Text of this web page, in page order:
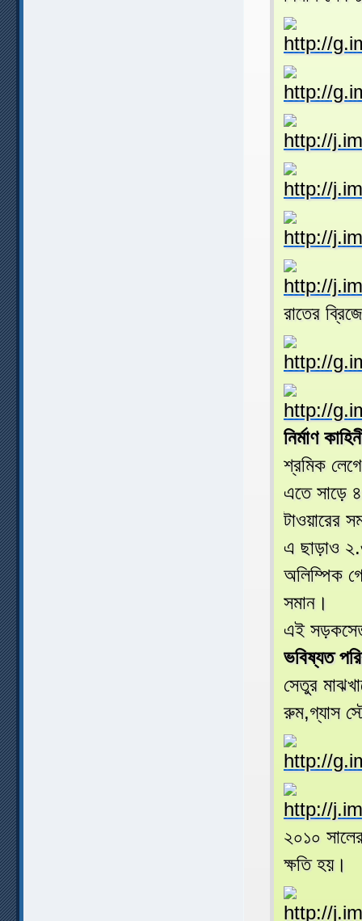
রাতের
নির্মাণ
শ্রমিক
এতে সাড়ে
টাওয়ারের
এ ছাড়াও
অলিম্পিক
সমান।
এই
ভবিষ্যত
সেতুর
রুম,গ্যাস
২০১০
ক্ষতি হয়।